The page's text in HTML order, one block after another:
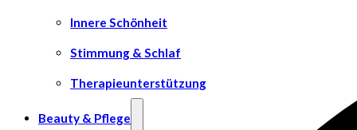
Innere Schönheit
Stimmung & Schlaf
Therapieunterstützung
Beauty & Pflege